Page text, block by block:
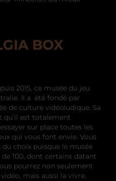
BOX
2015, ce musée du jeu
Il a été fondé par
de culture vidéoludique. Sa
est totalement
sur place toutes les
qui vous font envie. Vous
du choix puisque le musée
de 100, dont certains datant
pourrez non seulement
mais aussi la vivre.